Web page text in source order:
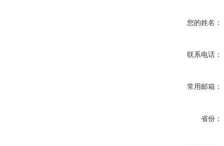
您的姓名：
联系电话：
常用邮箱：
省份：